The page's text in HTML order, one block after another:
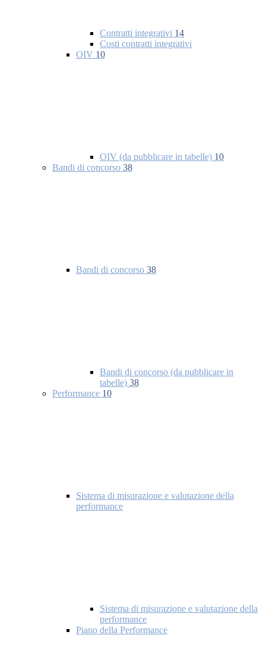
Contratti integrativi 14
Costi contratti integrativi
OIV 10
OIV (da pubblicare in tabelle) 10
Bandi di concorso 38
Bandi di concorso 38
Bandi di concorso (da pubblicare in
tabelle) 38
Performance 10
Sistema di misurazione e valutazione della
performance
Sistema di misurazione e valutazione della
performance
Piano della Performance